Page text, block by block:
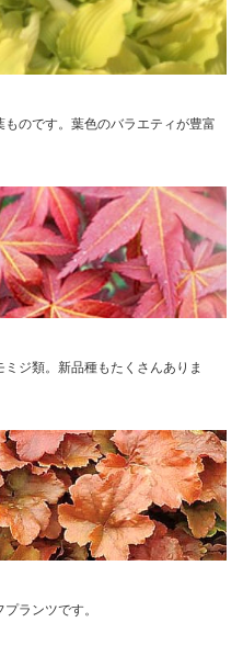
のです。葉色のバラエティが豊富
ジ類。新品種もたくさんありま
ランツです。